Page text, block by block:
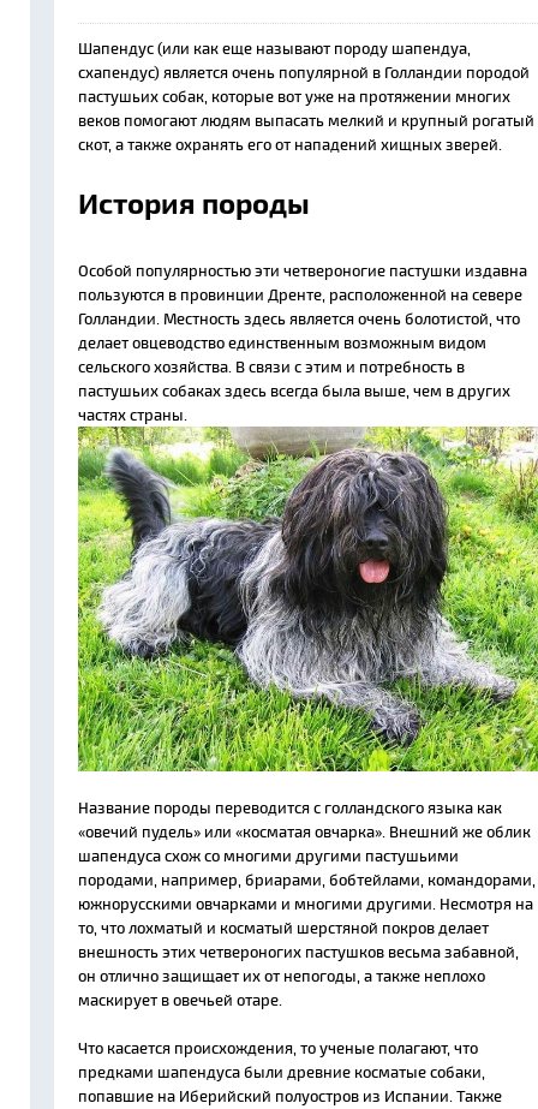
Шапендус (или как еще называют породу шапендуа,
схапендус) является очень популярной в Голландии породой
пастушьих собак, которые вот уже на протяжении многих
веков помогают людям выпасать мелкий и крупный рогатый
скот, а также охранять его от нападений хищных зверей.
История породы
Особой популярностью эти четвероногие пастушки издавна
пользуются в провинции Дренте, расположенной на севере
Голландии. Местность здесь является очень болотистой, что
делает овцеводство единственным возможным видом
сельского хозяйства. В связи с этим и потребность в
пастушьих собаках здесь всегда была выше, чем в других
частях страны.
Название породы переводится с голландского языка как
«овечий пудель» или «косматая овчарка». Внешний же облик
шапендуса схож со многими другими пастушьими
породами, например, бриарами, бобтейлами, командорами,
южнорусскими овчарками и многими другими. Несмотря на
то, что лохматый и косматый шерстяной покров делает
внешность этих четвероногих пастушков весьма забавной,
он отлично защищает их от непогоды, а также неплохо
маскирует в овечьей отаре.
Что касается происхождения, то ученые полагают, что
предками шапендуса были древние косматые собаки,
попавшие на Иберийский полуостров из Испании. Также